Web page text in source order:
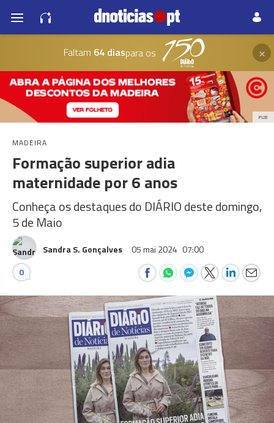
Faltam 64 diaspara os ×
PUB
MADEIRA
Formação superior adia
maternidade por 6 anos
Conheça os destaques do DIÁRIO deste domingo,
5 de Maio
Sandra S. Gonçalves 05 mai 2024 07:00
0